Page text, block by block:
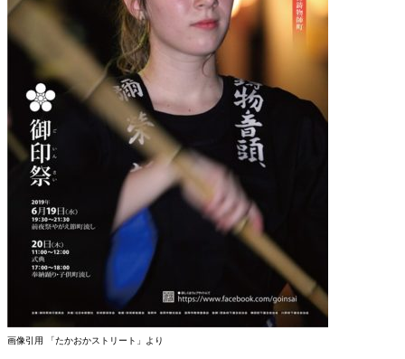
画像引用 「たかおかストリート」より